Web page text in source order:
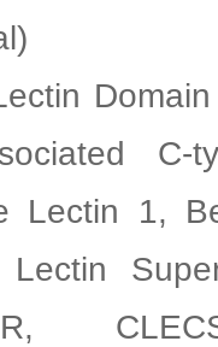
Lectin 1,